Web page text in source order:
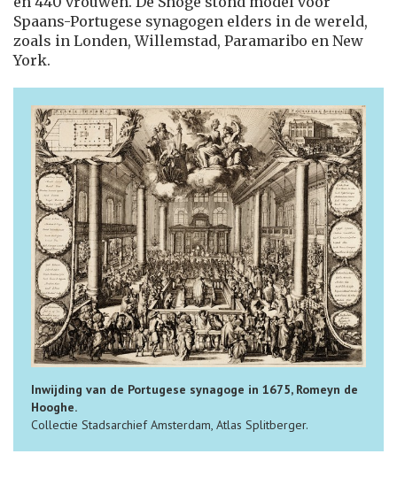
Spaans-Portugese synagogen elders in de wereld,
zoals in Londen, Willemstad, Paramaribo en New
York.
Inwijding van de Portugese synagoge in 1675, Romeyn de
Hooghe.
Collectie Stadsarchief Amsterdam, Atlas Splitberger.